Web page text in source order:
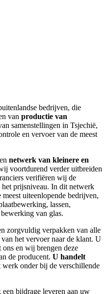
bedrijven, die
van productie van
samenstellingen in Tsjechië,
en vervoer van de meest
netwerk van kleinere en
voortdurend verder uitbreiden
verifiëren wij de
prijsniveau. In dit netwerk
uiteenlopende bedrijven,
lassen,
van glas.
zorgvuldig verpakken van alle
het vervoer naar de klant. U
en wij brengen deze
de producent. U handelt
onder bij de verschillende
bijdrage leveren aan uw